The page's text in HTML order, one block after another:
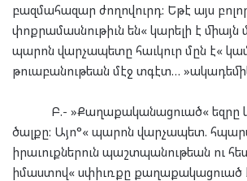
բազմահազար ժողովուրդ: Եթէ այս
փոքրամասնութիւն են« կարելի է միայն
պարոն վարչապետը հաւկուր մըն է«
թուաբանութեան մէջ տգէտ…
Բ.- »Քաղաքականացուած« եզրը
ծալքը: Այո°« պարոն վարչապետ.
իրաւուքներուն պաշտպանութեան ու
իմաստով« սփիւռքը քաղաքակացուած